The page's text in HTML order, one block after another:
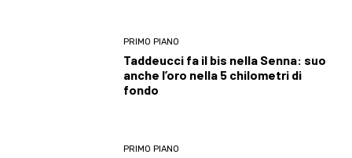
PRIMO PIANO
Taddeucci fa il bis nella Senna: suo
anche l’oro nella 5 chilometri di
fondo
PRIMO PIANO